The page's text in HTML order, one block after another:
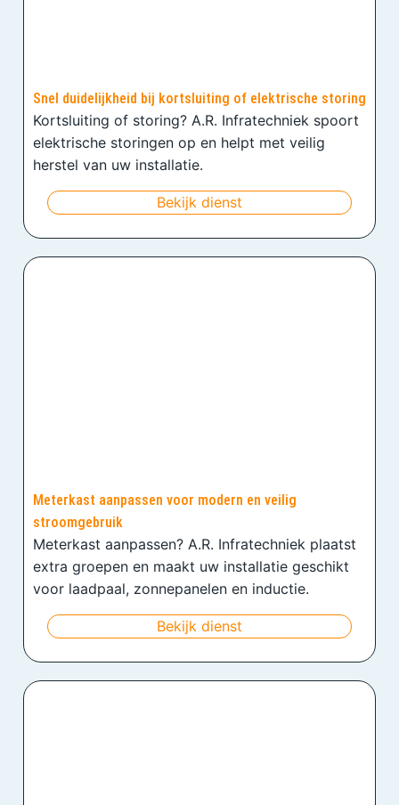
Snel duidelijkheid bij kortsluiting of elektrische storing
Kortsluiting of storing? A.R. Infratechniek spoort
elektrische storingen op en helpt met veilig
herstel van uw installatie.
Bekijk dienst
Meterkast aanpassen voor modern en veilig
stroomgebruik
Meterkast aanpassen? A.R. Infratechniek plaatst
extra groepen en maakt uw installatie geschikt
voor laadpaal, zonnepanelen en inductie.
Bekijk dienst